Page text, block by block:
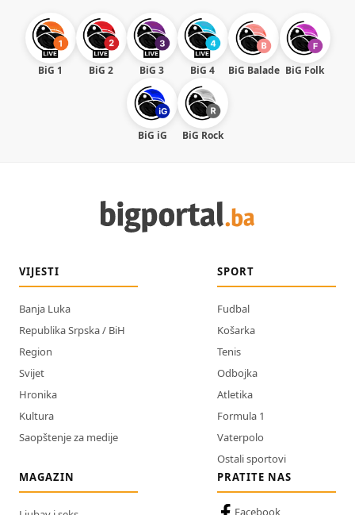
BiG 1 BiG 2 BiG 3 BiG 4 BiG Balade BiG Folk
BiG iG BiG Rock
VIJESTI
Banja Luka
Republika Srpska / BiH
Region
Svijet
Hronika
Kultura
Saopštenje za medije
SPORT
Fudbal
Košarka
Tenis
Odbojka
Atletika
Formula 1
Vaterpolo
Ostali sportovi
MAGAZIN
PRATITE NAS
Facebook